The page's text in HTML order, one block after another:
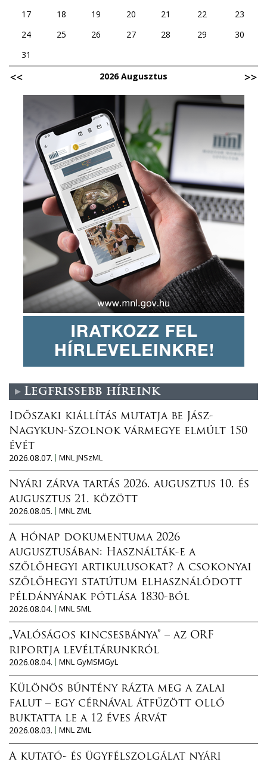
17
18 19 20 21 22
23
24
25 26 27 28 29
30
31
2026 Augusztus
Legfrissebb híreink
Időszaki kiállítás mutatja be Jász-
Nagykun-Szolnok vármegye elmúlt 150
évét
2026.08.07.
MNL JNSzML
Nyári zárva tartás 2026. augusztus 10. és
augusztus 21. között
2026.08.05.
MNL ZML
A hónap dokumentuma 2026
augusztusában: Használták-e a
szőlőhegyi artikulusokat? A csokonyai
szőlőhegyi statútum elhasználódott
példányának pótlása 1830-ból
2026.08.04.
MNL SML
„Valóságos kincsesbánya” – az ORF
riportja levéltárunkról
2026.08.04.
MNL GyMSMGyL
Különös bűntény rázta meg a zalai
falut – egy cérnával átfűzött olló
buktatta le a 12 éves árvát
2026.08.03.
MNL ZML
A kutató- és ügyfélszolgálat nyári